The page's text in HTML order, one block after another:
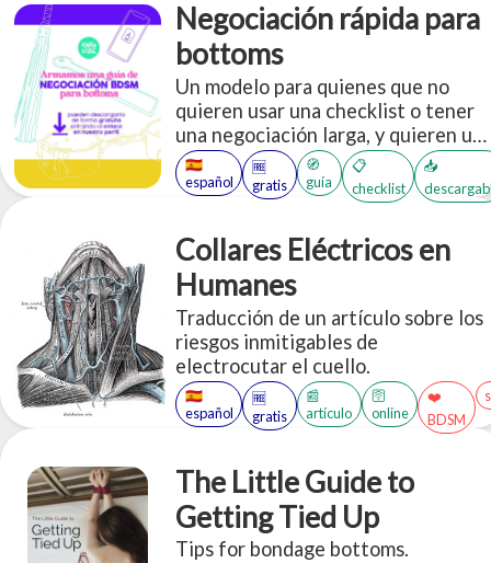
Negociación rápida para
bottoms
Un modelo para quienes que no
quieren usar una checklist o tener
una negociación larga, y quieren un
modelo pre-hecho para establecer
gustos, necesidades, intenciones,
preferencias, límites, entre otros.
🇪🇸
español
🆓
gratis
🧭
guía
📋
checklist
📥
Collares Eléctricos en
Humanes
Traducción de un artículo sobre los
riesgos inmitigables de
electrocutar el cuello.
🇪🇸
español
🆓
gratis
📰
artículo
🛜
online
❤️
BDSM
The Little Guide to
Getting Tied Up
Tips for bondage bottoms.